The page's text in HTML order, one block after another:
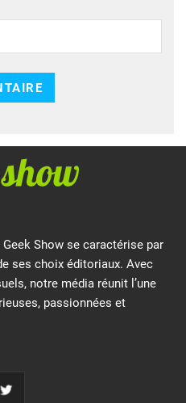
Show se caractérise par
ses choix éditoriaux. Avec
notre média réunit l’une
passionnées et